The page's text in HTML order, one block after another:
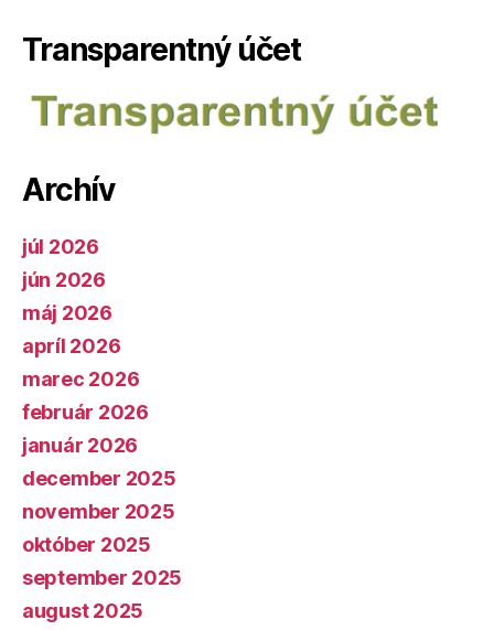
Transparentný účet
Archív
júl 2026
jún 2026
máj 2026
apríl 2026
marec 2026
február 2026
január 2026
december 2025
november 2025
október 2025
september 2025
august 2025